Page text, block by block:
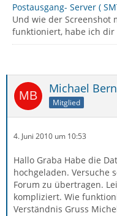
Postausgang- Server (
Und wie der Screenshot
funktioniert, habe ich
Michael
Mitglied
4. Juni 2010 um 10:53
Hallo Graba Habe die
hochgeladen. Versuche
Forum zu übertragen.
kompliziert. Wie
Verständnis Gruss